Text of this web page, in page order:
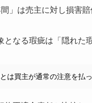
」は売主に対し損害
となる瑕疵は「隠れた
は買主が通常の注意を払